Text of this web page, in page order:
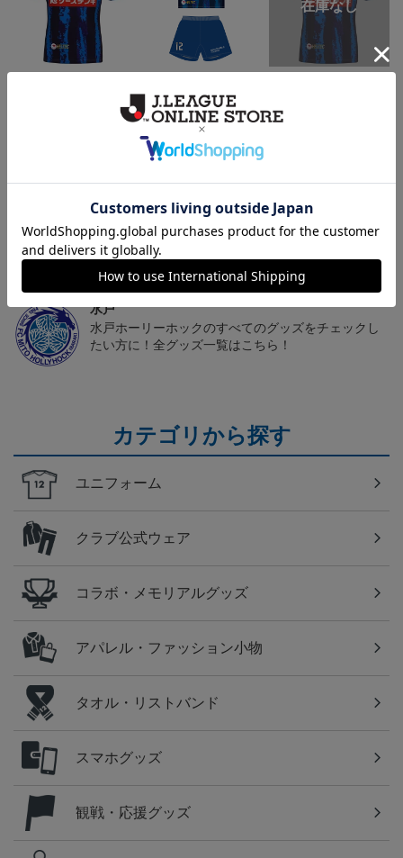
キッズユニフォーム FP1s
5,500円
FP 1st
水戸
こだわりのデザインに注目！タオルマフラーは応援
の必須アイテム！
水戸
水戸ホーリーホックのすべてのグッズをチェックし
たい方に！全グッズ一覧はこちら！
カテゴリから探す
ユニフォーム
クラブ公式ウェア
コラボ・メモリアルグッズ
アパレル・ファッション小物
タオル・リストバンド
スマホグッズ
観戦・応援グッズ